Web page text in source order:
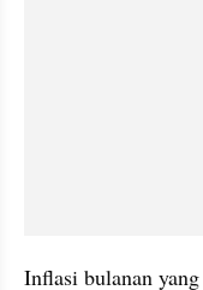
Inflasi bulanan